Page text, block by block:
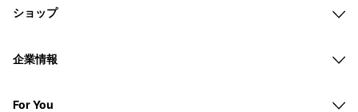
ショップ
企業情報
For You